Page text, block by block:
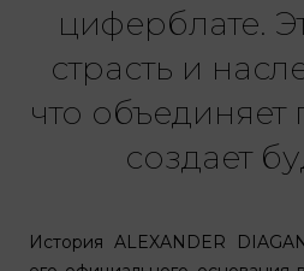
циферблате.
страсть и
что
создает
История ALEXANDER